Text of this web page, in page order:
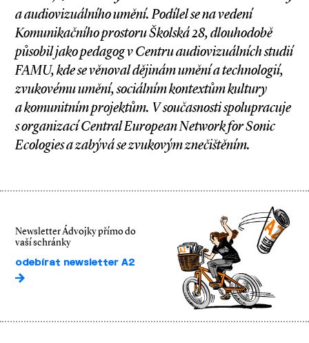
a audiovizuálního umění. Podílel se na vedení
Komunikačního prostoru Školská 28, dlouhodobě
působil jako pedagog v Centru audiovizuálních studií
FAMU, kde se věnoval dějinám umění a technologií,
zvukovému umění, sociálním kontextům kultury
a komunitním projektům. V současnosti spolupracuje
s organizací Central European Network for Sonic
Ecologies a zabývá se zvukovým znečištěním.
Newsletter Ádvojky přímo do
vaší schránky
odebírat newsletter A2